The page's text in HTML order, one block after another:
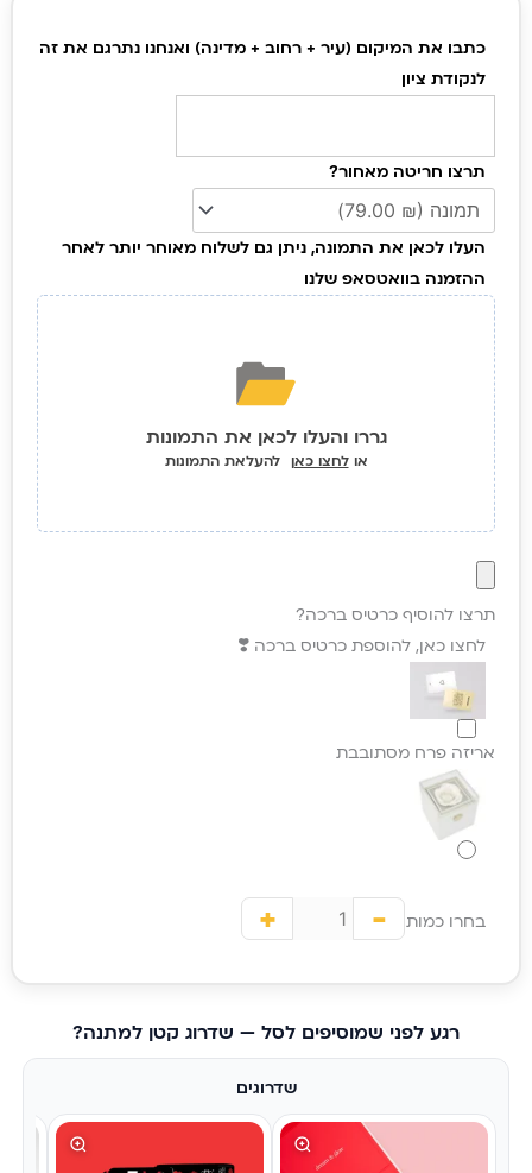
כתבו את המיקום (עיר + רחוב + מדינה) ואנחנו נתרגם את זה
לנקודת ציון
תרצו חריטה מאחור?
העלו לכאן את התמונה, ניתן גם לשלוח מאוחר יותר לאחר
ההזמנה בוואטסאפ שלנו
גררו והעלו לכאן את התמונות
אולחצו כאן להעלאת התמונות
תרצו להוסיף כרטיס ברכה?
לחצו כאן, להוספת כרטיס ברכה ❣️
אריזה פרח מסתובבת
בחרו כמות -
חריטה
עדין,
תכשיט
עם
הנצחת
מיקום
חשוב
לליבכם
נקודות
+
רגע לפני שמוסיפים לסל — שדרוג קטן למתנה?
שדרוגים